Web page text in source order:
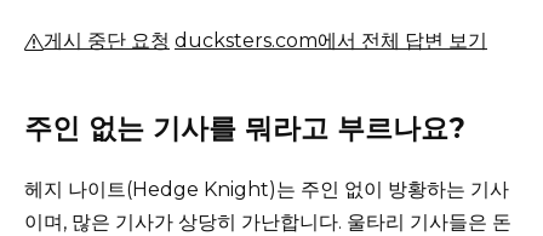
게시 중단 요청 ducksters.com에서 전체 답변 보기
주인 없는 기사를 뭐라고 부르나요?
헤지 나이트(Hedge Knight)는 주인 없이 방황하는 기사
이며, 많은 기사가 상당히 가난합니다. 울타리 기사들은 돈